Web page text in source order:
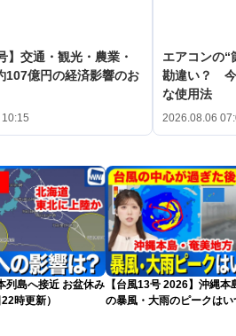
】交通・観光・農業・
107億円の経済影響のお
エアコンの
勘違い？ 今
な使用法
2026.08.06
接近 お盆休み
時更新）
【台風13号 2026】沖縄本
の暴風・大雨のピークはい